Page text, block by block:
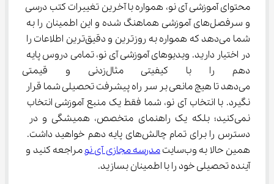
محتوای آموزشی آی نو، همواره با آخرین تغییرات کتب درسی
و سرفصل‌های آموزشی هماهنگ شده و این اطمینان را به
شما می‌دهد که همواره به روزترین و دقیق‌ترین اطلاعات را
در اختیار دارید. ویدیوهای آموزشی آی نو، تمامی دروس پایه
دهم را با کیفیتی مثال‌زدنی
می‌دهد تا هیچ مانعی بر سر راه پیشرفت تحصیلی شما قرار
نگیرد. با انتخاب آی نو، شما فقط یک منبع آموزشی انتخاب
نمی‌کنید؛ بلکه یک راهنمای متخصص، همیشگی و در
دسترس را برای تمام چالش‌های پایه دهم خواهید داشت.
همین حالا به وب‌سایت
مدرسه مجازی آی نو مراجعه کنید و
آینده تحصیلی خود را با اطمینان بسازید.